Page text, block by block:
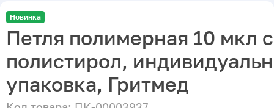
Новинка
Петля полимерная 10 мкл
полистирол,
упаковка, Гритмед